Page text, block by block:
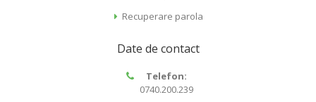
Recuperare parola
Date de contact
Telefon:
0740.200.239